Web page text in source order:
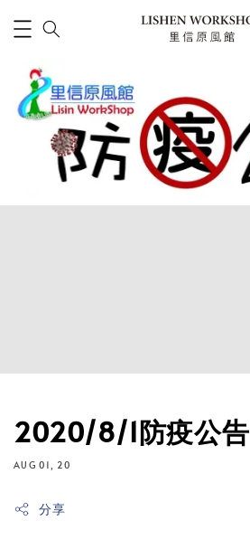
2020/8/1防疫公告
AUG 01, 20
分享